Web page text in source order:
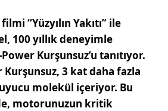
“Yüzyılın Yakıtı” ile
100 yıllık deneyimle
Kurşunsuz’u tanıtıyor.
Kurşunsuz, 3 kat daha fazla
molekül içeriyor. Bu
motorunuzun kritik